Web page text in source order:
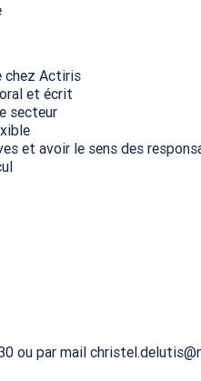
chez Actiris
et écrit
secteur
et avoir le sens des
par mail